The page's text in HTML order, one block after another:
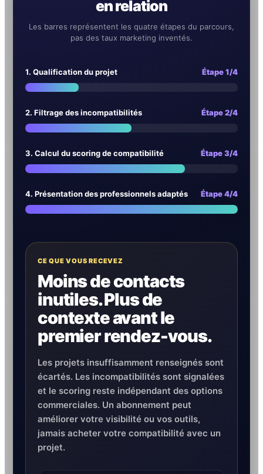
en relation
Les barres représentent les quatre étapes du parcours,
pas des taux marketing inventés.
1. Qualification du projet Étape 1/4
2. Filtrage des incompatibilités Étape 2/4
3. Calcul du scoring de compatibilité Étape 3/4
4. Présentation des professionnels adaptés Étape 4/4
CE QUE VOUS RECEVEZ
Moins de contacts
inutiles. Plus de
contexte avant le
premier rendez-vous.
Les projets insuffisamment renseignés sont
écartés. Les incompatibilités sont signalées
et le scoring reste indépendant des options
commerciales. Un abonnement peut
améliorer votre visibilité ou vos outils,
jamais acheter votre compatibilité avec un
projet.